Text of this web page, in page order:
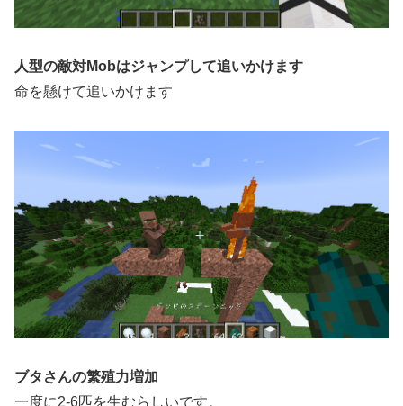
人型の敵対Mobはジャンプして追いかけます
命を懸けて追いかけます
ブタさんの繁殖力増加
一度に2-6匹を生むらしいです。